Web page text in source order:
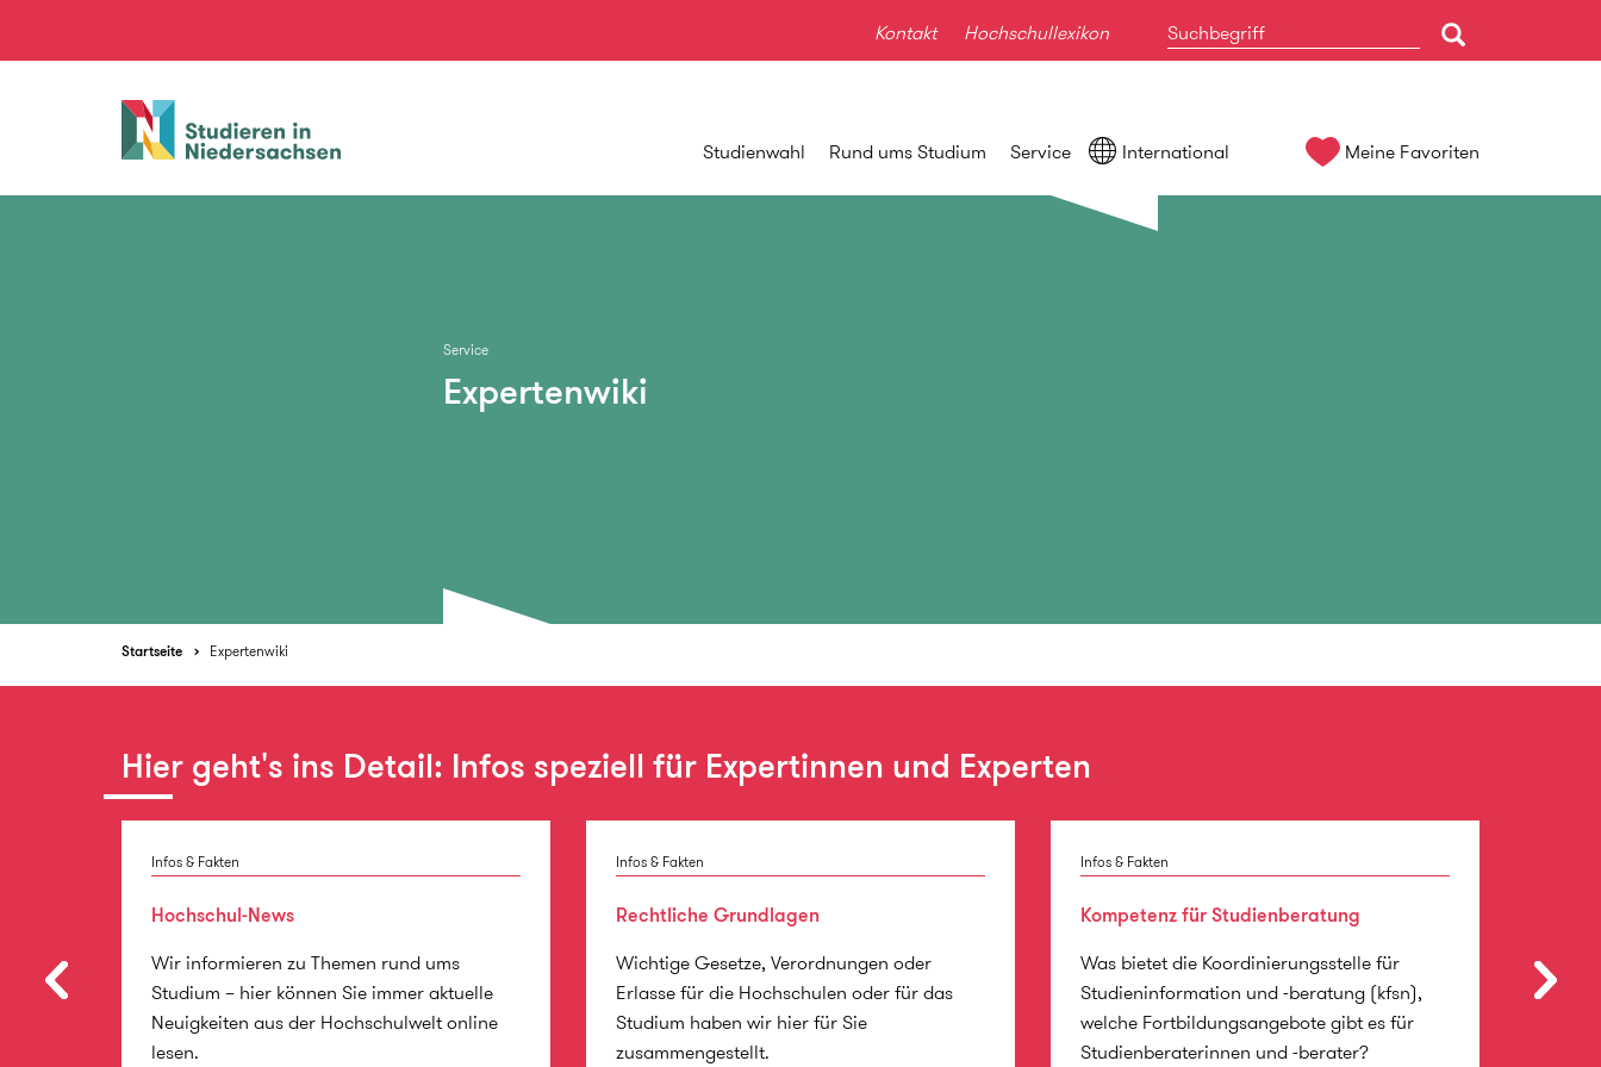
Kontakt Hochschullexikon
Studieren
in
Studienwahl Rund ums Studium Service International Meine Favoriten
Service
Expertenwiki
Startseite Expertenwiki
Hier geht's ins Detail: Infos speziell für Expertinnen und Experten
Infos & Fakten
Hochschul-News
Wir informieren zu Themen rund ums
Studium – hier können Sie immer aktuelle
Neuigkeiten aus der Hochschulwelt online
lesen.
Infos & Fakten
Rechtliche Grundlagen
Wichtige Gesetze, Verordnungen oder
Erlasse für die Hochschulen oder für das
Studium haben wir hier für Sie
zusammengestellt.
Infos & Fakten
Kompetenz für Studienberatung
Was bietet die Koordinierungsstelle für
Studieninformation und -beratung (kfsn),
welche Fortbildungsangebote gibt es für
Studienberaterinnen und -berater?
In
sich